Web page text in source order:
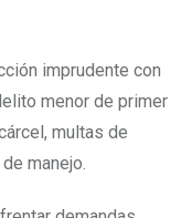
imprudente con
menor de primer
multas de
manejo.